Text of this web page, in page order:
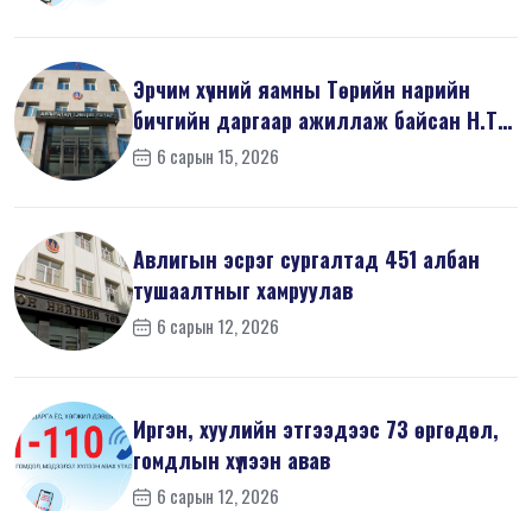
Эрчим хүчний яамны Төрийн нарийн
бичгийн даргаар ажиллаж байсан Н.Т
на...6 сарын 15, 2026
Авлигын эсрэг сургалтад 451 албан
тушаалтныг хамруулав
6 сарын 12, 2026
Иргэн, хуулийн этгээдээс 73 өргөдөл,
гомдлын хүлээн авав
6 сарын 12, 2026